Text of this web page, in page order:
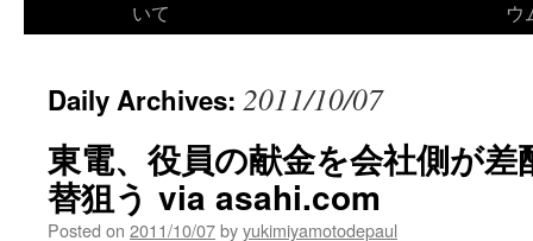
いて
ウ
Daily Archives: 2011/10/07
東電、役員の献金を会社側が
替狙う via asahi.com
Posted on 2011/10/07byyukimiyamotodepaul